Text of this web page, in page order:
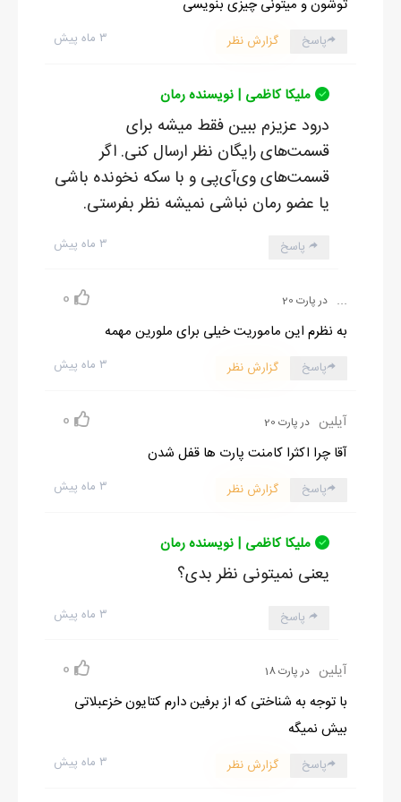
توشون و میتونی چیزی بنویسی
۳ ماه پیش پاسخ گزارش نظر
ملیکا کاظمی | نویسنده رمان
درود عزیزم ببین فقط میشه برای
قسمت‌های رایگان نظر ارسال کنی. اگر
قسمت‌های وی‌آی‌پی و با سکه نخونده باشی
یا عضو رمان نباشی نمیشه نظر بفرستی.
۳ ماه پیش پاسخ
... در پارت 20 0
به نظرم این ماموریت خیلی برای ملورین مهمه
۳ ماه پیش پاسخ گزارش نظر
آیلین در پارت 20 0
آقا چرا اکثرا کامنت پارت ها قفل شدن
۳ ماه پیش پاسخ گزارش نظر
ملیکا کاظمی | نویسنده رمان
یعنی نمیتونی نظر بدی؟
۳ ماه پیش پاسخ
آیلین در پارت 18 0
با توجه به شناختی که از برفین دارم کتایون خزعبلاتی
بیش نمیگه
۳ ماه پیش پاسخ گزارش نظر